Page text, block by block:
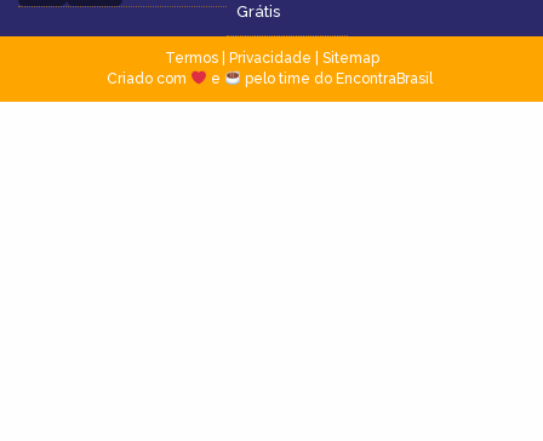
Grátis
Termos| Privacidade
Sitemap
Criado com
e pelo time do EncontraBrasil